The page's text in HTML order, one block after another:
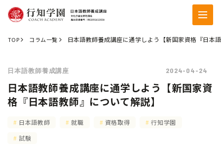
TOP コラム一覧 日本語教師養成講座に通学しよう【新国家資格『日本
日本語教師養成講座 2024-04-24
日本語教師養成講座に通学しよう【新国家資
格『日本語教師』について解説】
日本語教師 就職 資格取得
行知学園
試験